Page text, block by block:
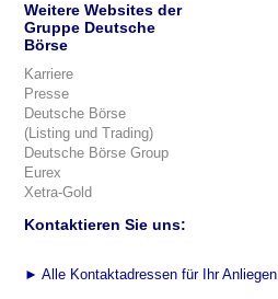
Weitere Websites der
Gruppe Deutsche
Börse
Karriere
Presse
Deutsche Börse
(Listing und Trading)
Deutsche Börse Group
Eurex
Xetra-Gold
Kontaktieren Sie uns:
► Alle Kontaktadressen für Ihr Anliegen